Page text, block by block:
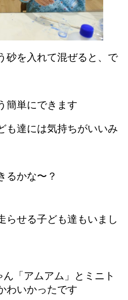
砂を入れて混ぜると、で
簡単にできます
も達には気持ちがいいみ
るかな〜？
らせる子ども達もいまし
「アムアム」とミニト
わいかったです